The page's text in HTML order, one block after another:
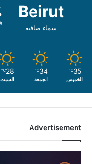
Beirut
سماء صافية
35
℃
الخميس
34
℃
الجمعة
28
℃
السبت
Advertisement